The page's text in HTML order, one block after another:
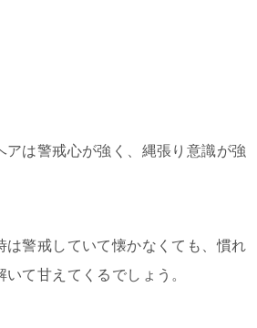
アは警戒心が強く、縄張り意識が強
は警戒していて懐かなくても、慣れ
て甘えてくるでしょう。